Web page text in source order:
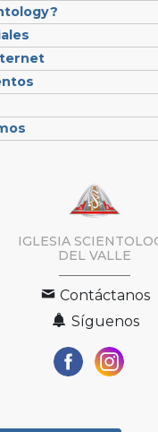
IGLESIA
DEL VALLE
Contáctanos
Síguenos